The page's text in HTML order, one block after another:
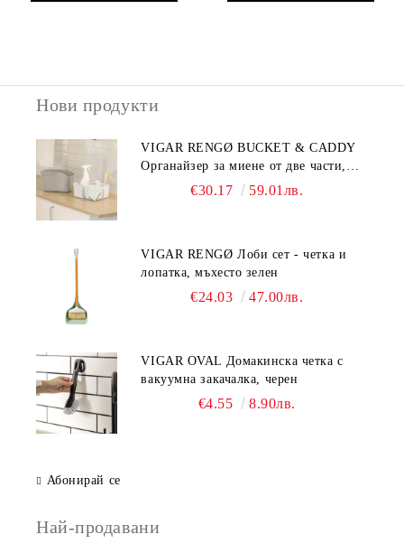
Нови продукти
VIGAR RENGØ BUCKET & CADDY
Органайзер за миене от две части,
€30.17 59.01лв.
VIGAR RENGØ Лоби сет - четка и
лопатка, мъхесто зелен
€24.03 47.00лв.
VIGAR OVAL Домакинска четка с
вакуумна закачалка, черен
€4.55 8.90лв.
Абонирай се
Най-продавани